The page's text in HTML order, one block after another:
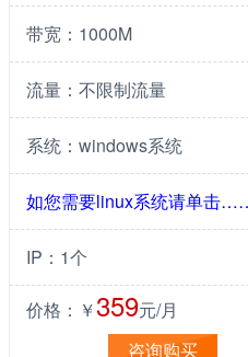
带宽：1000M
流量：不限制流量
系统：windows系统
如您需要linux系统请单击
IP：1个
价格：￥359元/月
咨询购买